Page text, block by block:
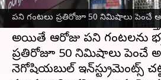
పని గంటలు ప్రతిరోజూ 50 నిమిషాలు పెంచే
ఇండియన్ బ్యాంక్స్ అసోసియేషన్
పని వారానికి డిమాండ్‌ను
అయితే ఆరోజు పని గంటలను
ప్రతిరోజూ 50 నిమిషాలు పెంచే
నెగోషియబుల్ ఇన్‌స్ట్రుమెంట్స్